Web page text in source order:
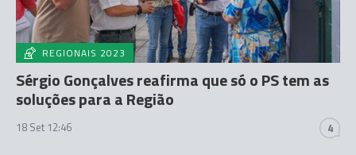
REGIONAIS 2023
Sérgio Gonçalves reafirma que só o PS tem as
soluções para a Região
18 Set 12:46 4